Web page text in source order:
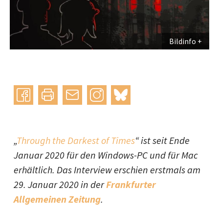
Bildinfo
Instagram
bluesky
„Through the Darkest of Times“ ist seit Ende
Januar 2020 für den Windows-PC und für Mac
erhältlich. Das Interview erschien erstmals am
29. Januar 2020 in derFrankfurter
Allgemeinen Zeitung.